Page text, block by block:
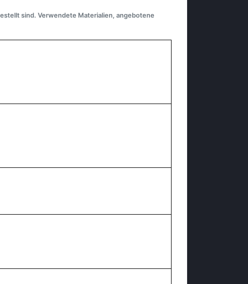
sind. Verwendete Materialien, angebotene